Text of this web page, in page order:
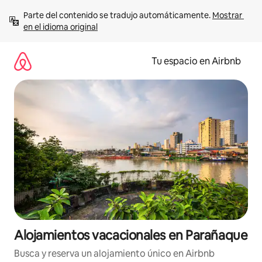
contenido
Parte del contenido se tradujo automáticamente. Mostrar
en el idioma original
Tu espacio en Airbnb
Alojamientos vacacionales en Parañaque
Busca y reserva un alojamiento único en Airbnb